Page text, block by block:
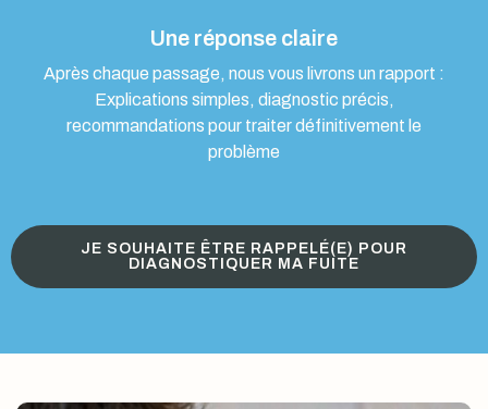
Une réponse claire
Après chaque passage, nous vous livrons un rapport :
Explications simples, diagnostic précis,
recommandations pour traiter définitivement le
problème
JE SOUHAITE ÊTRE RAPPELÉ(E) POUR
DIAGNOSTIQUER MA FUITE